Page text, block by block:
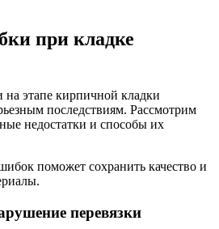
при кладке
этапе кирпичной кладки
последствиям. Рассмотрим
недостатки и способы их
поможет сохранить качество и
перевязки